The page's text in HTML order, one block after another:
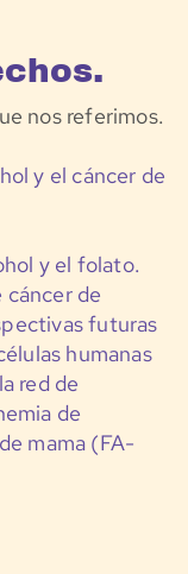
nos referimos.
y el cáncer de
y el folato.
cáncer de
futuras
humanas
red de
de
mama (FA-